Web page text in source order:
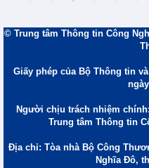
© Trung tâm Thông tin Công
Giấy phép của Bộ Thông tin
Người chịu trách nhiệm
Trung tâm Thông tin
Địa chỉ: Tòa nhà Bộ Công
Nghĩa Đô,